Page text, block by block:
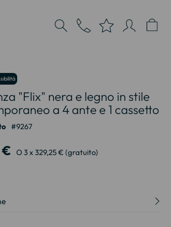
"Flix" nera e legno in stile
a 4 ante e 1 cassetto
9267
€ O 3 x 329,25 € (gratuito)